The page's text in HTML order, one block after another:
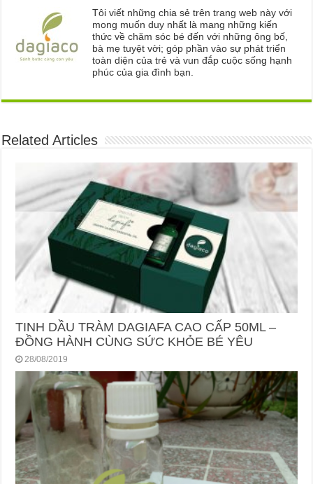
Tôi viết những chia sẻ trên trang web này với
mong muốn duy nhất là mang những kiến
thức về chăm sóc bé đến với những ông bố,
bà mẹ tuyệt vời; góp phần vào sự phát triển
toàn diện của trẻ và vun đắp cuộc sống hạnh
phúc của gia đình bạn.
Related Articles
TINH DẦU TRÀM DAGIAFA CAO CẤP 50ML –
ĐỒNG HÀNH CÙNG SỨC KHỎE BÉ YÊU
28/08/2019